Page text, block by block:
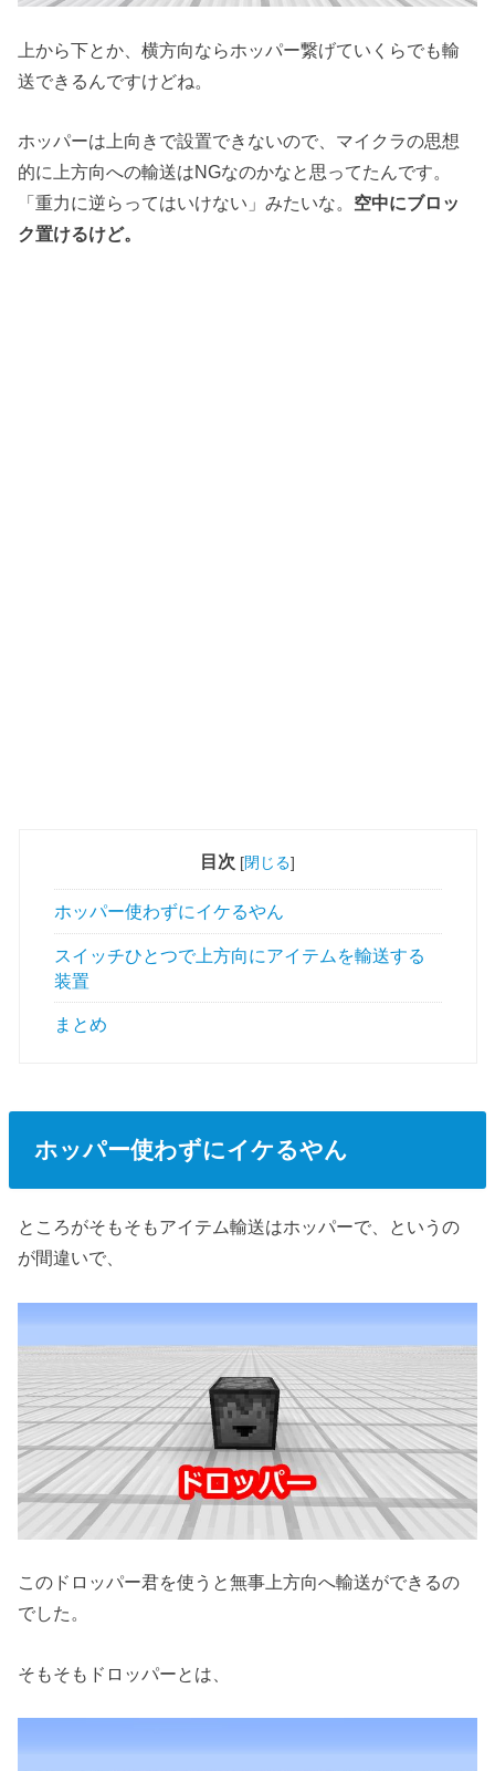
上から下とか、横方向ならホッパー繋げていくらでも輸
送できるんですけどね。
ホッパーは上向きで設置できないので、マイクラの思想
的に上方向への輸送はNGなのかなと思ってたんです。
「重力に逆らってはいけない」みたいな。 空中にブロッ
ク置けるけど。
目次 [閉じる]
ホッパー使わずにイケるやん
スイッチひとつで上方向にアイテムを輸送する
装置
まとめ
ホッパー使わずにイケるやん
ところがそもそもアイテム輸送はホッパーで、というの
が間違いで、
このドロッパー君を使うと無事上方向へ輸送ができるの
でした。
そもそもドロッパーとは、